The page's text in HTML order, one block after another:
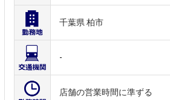
千葉県 柏市
-
店舗の営業時間に準ずる